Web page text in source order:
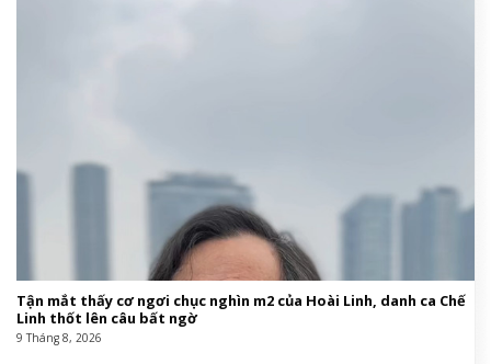
Tận mắt thấy cơ ngơi chục nghìn m2 của Hoài Linh, danh ca Chế
Linh thốt lên câu bất ngờ
9 Tháng 8, 2026